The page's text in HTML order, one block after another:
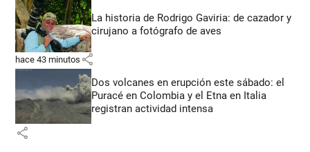
La historia de Rodrigo Gaviria: de cazador y
cirujano a fotógrafo de aves
hace 43 minutos share
Dos volcanes en erupción este sábado: el
Puracé en Colombia y el Etna en Italia
registran actividad intensa
share